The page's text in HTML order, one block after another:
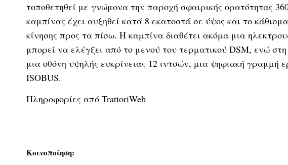
τοποθετηθεί με γνώμονα την παροχή σφαιρικής ορατότητας
καμπίνας έχει αυξηθεί κατά 8 εκατοστά σε ύψος και το
κίνησης προς τα πίσω. Η καμπίνα διαθέτει ακόμα μια
μπορεί να ελέγξει από το μενού του τερματικού DSM, ενώ
μια οθόνη υψηλής ευκρίνειας 12 ιντσών, μια ψηφιακή γραμμή
ISOBUS.
Πληροφορίες από TrattoriWeb
Κοινοποίηση: